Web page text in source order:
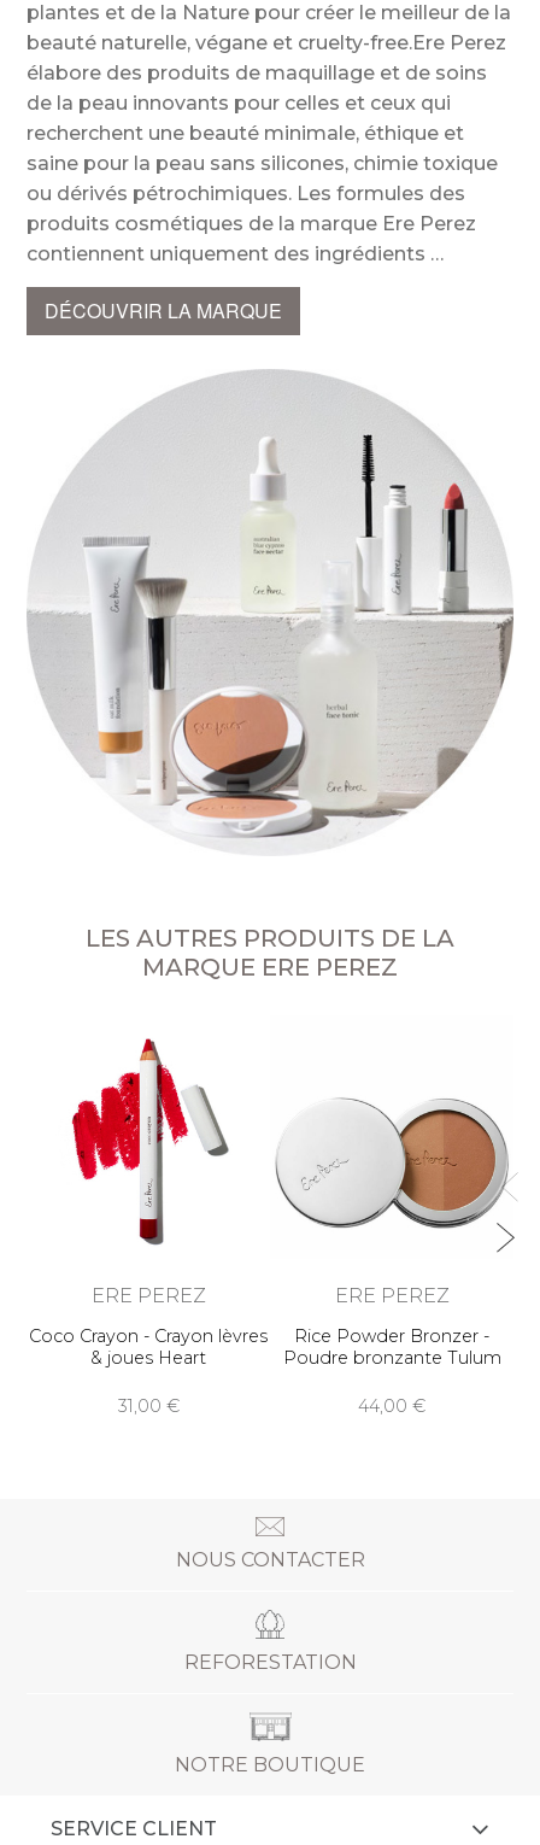
plantes et de la Nature pour créer le meilleur de la
beauté naturelle, végane et cruelty-free.Ere Perez
élabore des produits de maquillage et de soins
de la peau innovants pour celles et ceux qui
recherchent une beauté minimale, éthique et
saine pour la peau sans silicones, chimie toxique
ou dérivés pétrochimiques. Les formules des
produits cosmétiques de la marque Ere Perez
contiennent uniquement des ingrédients
DÉCOUVRIR LA MARQUE
LES AUTRES PRODUITS DE LA
MARQUE ERE PEREZ
ERE PEREZ
Coco Crayon - Crayon lèvres
& joues Heart
31,00
ERE PEREZ
Rice Powder Bronzer -
Poudre bronzante Tulum
44,00
NOUS CONTACTER
REFORESTATION
NOTRE BOUTIQUE
SERVICE CLIENT